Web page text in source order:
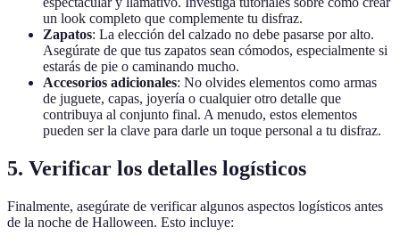
un look completo que complemente tu disfraz.
Zapatos: La elección del calzado no debe pasarse por alto.
Asegúrate de que tus zapatos sean cómodos, especialmente si
estarás de pie o caminando mucho.
Accesorios adicionales: No olvides elementos como armas
de juguete, capas, joyería o cualquier otro detalle que
contribuya al conjunto final. A menudo, estos elementos
pueden ser la clave para darle un toque personal a tu disfraz.
5. Verificar los detalles logísticos
Finalmente, asegúrate de verificar algunos aspectos logísticos antes
de la noche de Halloween. Esto incluye: